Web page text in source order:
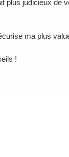
plus judicieux de
ma plus
!